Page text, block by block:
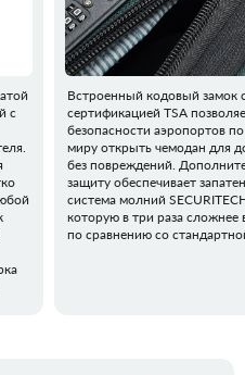
с
Встроенный кодовый замок
сертификацией TSA
безопасности аэропортов
миру открыть чемодан для
без повреждений.
защиту обеспечивает
система молний
которую в три раза сложнее
по сравнению со